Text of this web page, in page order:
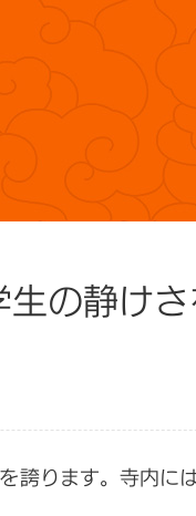
の静け
誇ります。寺内に